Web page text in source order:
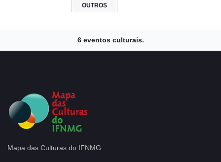
OUTROS
6 eventos culturais.
Mapa das Culturas do IFNMG